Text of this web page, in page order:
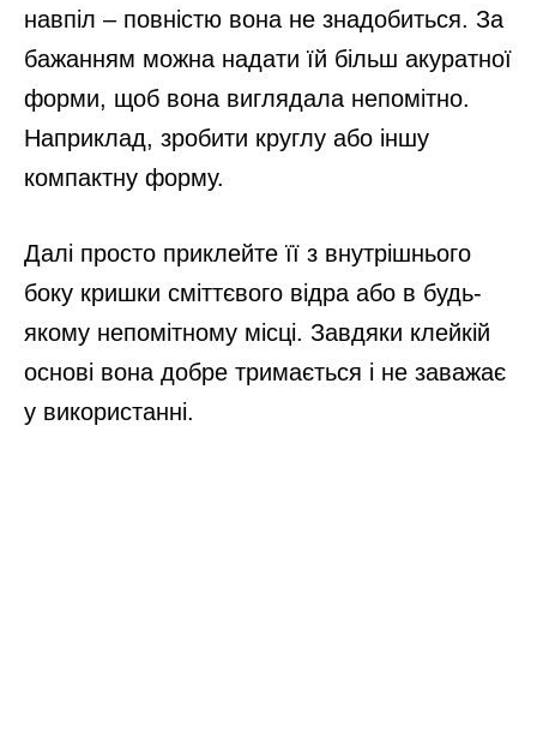
навпіл – повністю вона не знадобиться. За
бажанням можна надати їй більш акуратної
форми, щоб вона виглядала непомітно.
Наприклад, зробити круглу або іншу
компактну форму.
Далі просто приклейте її з внутрішнього
боку кришки сміттєвого відра або в будь-
якому непомітному місці. Завдяки клейкій
основі вона добре тримається і не заважає
у використанні.